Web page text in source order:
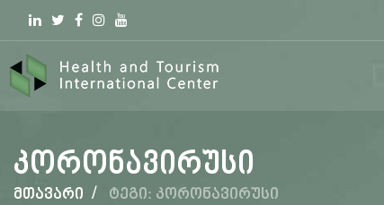
Linkedin
TwitterFacebook
Instagram
youtube
კორონავირუსი
მთავარი / ტეგი: კორონავირუსი